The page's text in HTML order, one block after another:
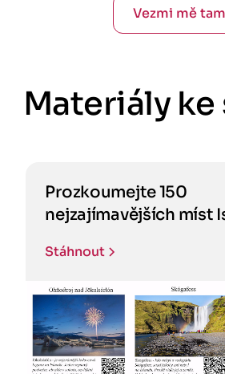
Vezmi mě tam
Materiály
Prozkoumejte 150
nejzajímavějších míst
Stáhnout